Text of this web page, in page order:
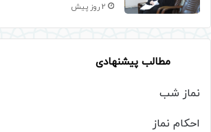
2 روز پیش
مطالب پیشنهادی
نماز شب
احکام نماز